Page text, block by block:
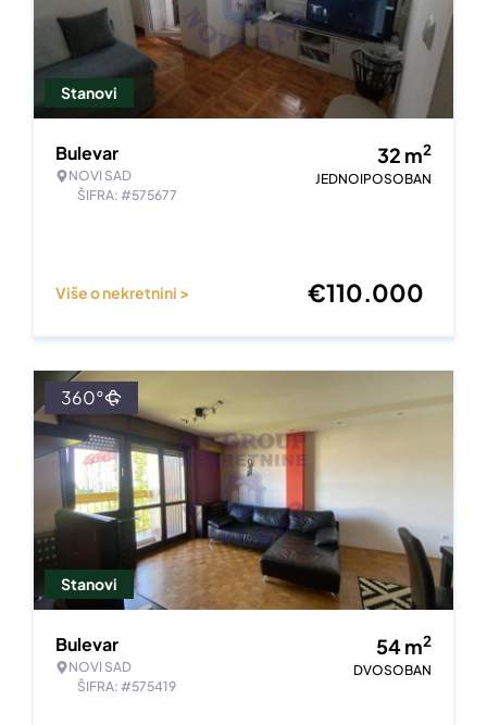
Stanovi
Bulevar
NOVI SAD
ŠIFRA: #575677
32 m2
JEDNOIPOSOBAN
Više o nekretnini > €110.000
Stanovi
360°
Bulevar
NOVI SAD
ŠIFRA: #575419
54m2
DVOSOBAN